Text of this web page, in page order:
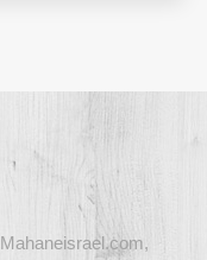
Mahaneisrael.com,